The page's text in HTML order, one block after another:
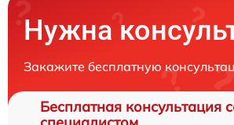
Нужна
Закажите бесплатную
Бесплатная консультация